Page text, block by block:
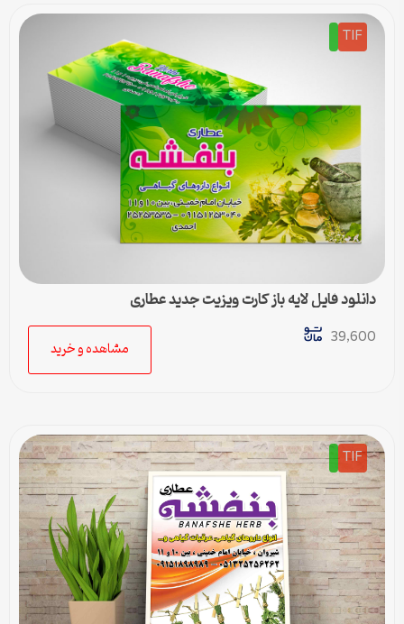
TIF
دانلود فایل لایه باز کارت ویزیت جدید عطاری
39,600
مشاهده و خرید
TIF